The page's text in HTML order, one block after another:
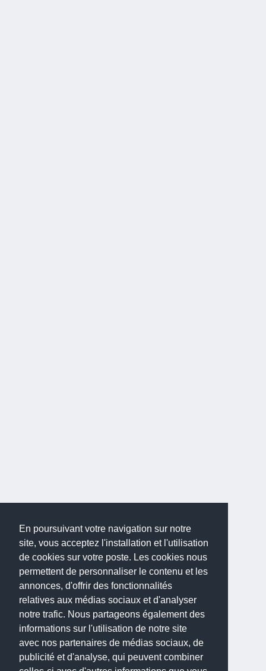
En poursuivant votre navigation sur notre
site, vous acceptez l'installation et l'utilisation
de cookies sur votre poste. Les cookies nous
permettent de personnaliser le contenu et les
annonces, d'offrir des fonctionnalités
relatives aux médias sociaux et d'analyser
notre trafic. Nous partageons également des
informations sur l'utilisation de notre site
avec nos partenaires de médias sociaux, de
publicité et d'analyse, qui peuvent combiner